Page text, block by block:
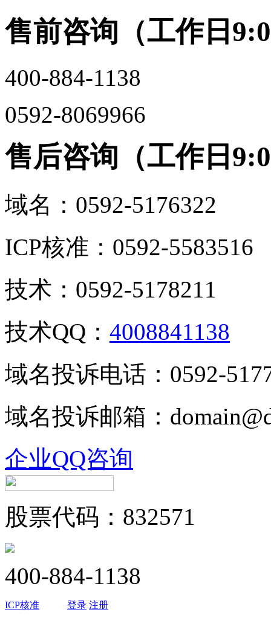
售前咨询（工作日
400-884-1138
0592-8069966
售后咨询（工作日
域名：0592-5176322
ICP核准：0592-5583516
技术：0592-5178211
技术QQ： 4008841138
域名投诉电话：0592-
域名投诉邮箱：
企业QQ咨询
股票代码：832571
400-884-1138
ICP核准 登录 注册